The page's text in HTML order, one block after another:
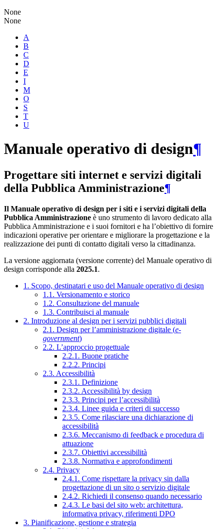
None
None
A
B
C
D
E
I
M
O
S
T
U
Manuale operativo di design¶
Progettare siti internet e servizi digitali
della Pubblica Amministrazione¶
Il Manuale operativo di design per i siti e i servizi digitali della
Pubblica Amministrazione è uno strumento di lavoro dedicato alla
Pubblica Amministrazione e i suoi fornitori e ha l’obiettivo di fornire
indicazioni operative per orientare e migliorare la progettazione e la
realizzazione dei punti di contatto digitali verso la cittadinanza.
La versione aggiornata (versione corrente) del Manuale operativo di
design corrisponde alla 2025.1.
1. Scopo, destinatari e uso del Manuale operativo di design
1.1. Versionamento e storico
1.2. Consultazione del manuale
1.3. Contribuisci al manuale
2. Introduzione al design per i servizi pubblici digitali
2.1. Design per l’amministrazione digitale (e-
government)
2.2. L’approccio progettuale
2.2.1. Buone pratiche
2.2.2. Principi
2.3. Accessibilità
2.3.1. Definizione
2.3.2. Accessibilità by design
2.3.3. Principi per l’accessibilità
2.3.4. Linee guida e criteri di successo
2.3.5. Come rilasciare una dichiarazione di
accessibilità
2.3.6. Meccanismo di feedback e procedura di
attuazione
2.3.7. Obiettivi accessibilità
2.3.8. Normativa e approfondimenti
2.4. Privacy
2.4.1. Come rispettare la privacy sin dalla
progettazione di un sito o servizio digitale
2.4.2. Richiedi il consenso quando necessario
2.4.3. Le basi del sito web: architettura,
informativa privacy, riferimenti DPO
3. Pianificazione, gestione e strategia